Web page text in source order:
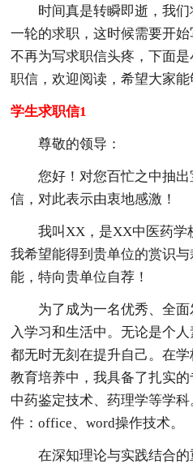
时间真是转瞬即逝，我
一轮的求职，这时候需要开
不再为写求职信头疼，下面
职信，欢迎阅读，希望大家能
学生求职信1
尊敬的领导：
您好！对您百忙之中抽
信，对此表示由衷地感激！
我叫XX，是XX中医药学
我希望能得到贵单位的赏识
能，特向贵单位自荐！
为了成为一名优秀、全
入学习和生活中。无论是个
都无时无刻在提升自己。在
教育培养中，我具备了扎实的
中药鉴定技术、药理学等学
件：office、word操作技术。
在深知理论与实践结合